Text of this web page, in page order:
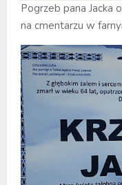
Pogrzeb pana Jacka
na cmentarzu w